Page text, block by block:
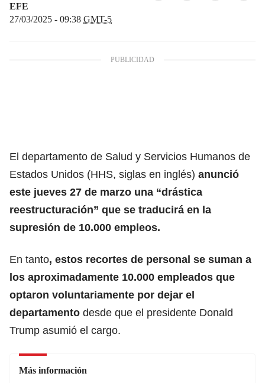
EFE
27/03/2025 - 09:38 GMT-5
El departamento de Salud y Servicios Humanos de
Estados Unidos (HHS, siglas en inglés) anunció
este jueves 27 de marzo una “drástica
reestructuración” que se traducirá en la
supresión de 10.000 empleos.
En tanto, estos recortes de personal se suman a
los aproximadamente 10.000 empleados que
optaron voluntariamente por dejar el
departamento desde que el presidente Donald
Trump asumió el cargo.
Más información